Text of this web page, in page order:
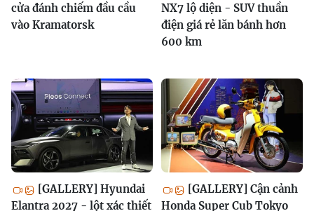
cửa đánh chiếm đầu cầu
vào Kramatorsk
NX7 lộ diện - SUV thuần
điện giá rẻ lăn bánh hơn
600 km
[GALLERY] Hyundai
Elantra 2027 - lột xác thiết
[GALLERY] Cận cảnh
Honda Super Cub Tokyo